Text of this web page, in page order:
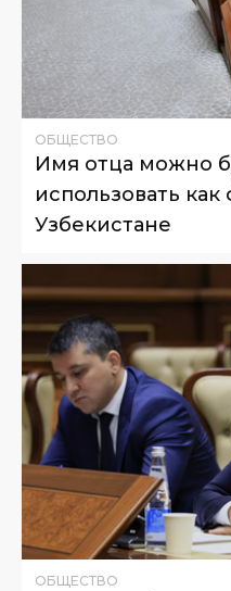
ОБЩЕСТВО
Имя отца можно
использовать
Узбекистане
ОБЩЕСТВО